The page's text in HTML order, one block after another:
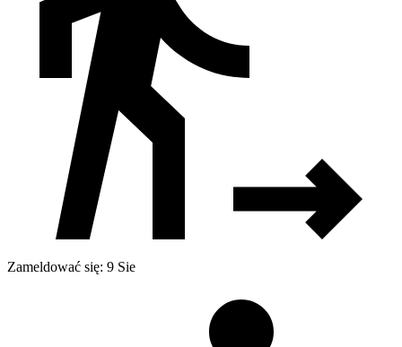
Zameldować się: 9 Sie